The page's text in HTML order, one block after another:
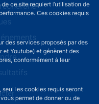
ce site requiert l’utilisation de
Ces cookies requis
des services proposés par des
Youtube) et génèrent des
conformément à leur
les cookies requis seront
permet de donner ou de